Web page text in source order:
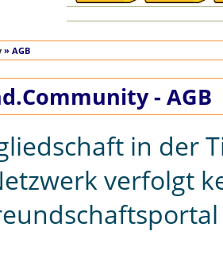
» AGB
- AGB
in der
verfolgt